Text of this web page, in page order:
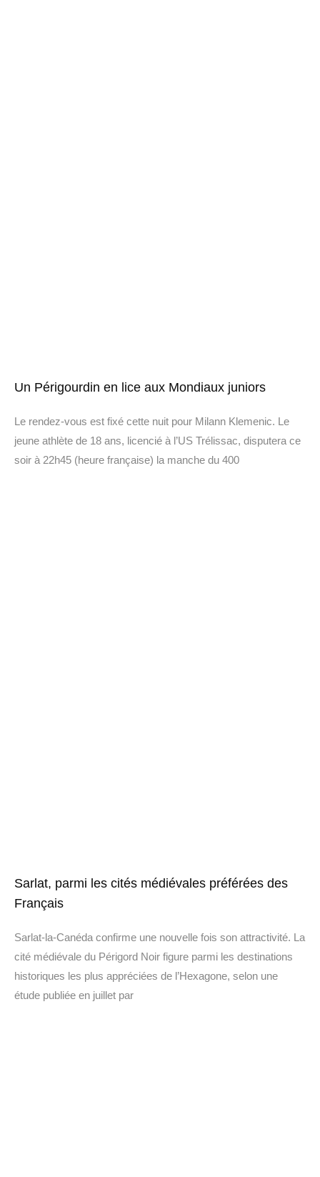
Un Périgourdin en lice aux Mondiaux juniors
Le rendez-vous est fixé cette nuit pour Milann Klemenic. Le
jeune athlète de 18 ans, licencié à l’US Trélissac, disputera ce
soir à 22h45 (heure française) la manche du 400
Sarlat, parmi les cités médiévales préférées des
Français
Sarlat-la-Canéda confirme une nouvelle fois son attractivité. La
cité médiévale du Périgord Noir figure parmi les destinations
historiques les plus appréciées de l’Hexagone, selon une
étude publiée en juillet par